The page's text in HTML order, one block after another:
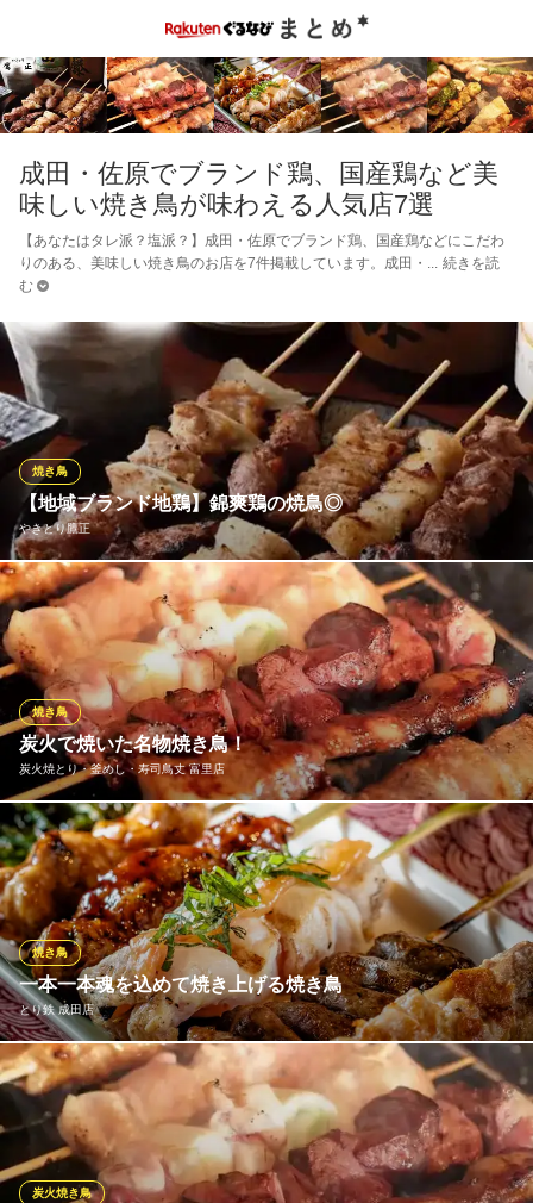
成田・佐原でブランド鶏、国産鶏など美
味しい焼き鳥が味わえる人気店7選
【あなたはタレ派？塩派？】成田・佐原でブランド鶏、国産鶏などにこだわ
りのある、美味しい焼き鳥のお店を7件掲載しています。成田・
続きを読
む
【地域ブランド地鶏】錦爽鶏の焼鳥◎
やきとり鷹正
焼き鳥
鷹正の自慢は、地元・千葉県の香取市佐原から取り寄せる地域ブ
ランド鶏『錦爽どり』のやきとりです。こだわりの飼料と自然い
っぱいの環境に育まれた錦爽鶏は、やわらかくジューシーな食べ
ごたえや深いコク、歯ざわり良く薄い皮などが特徴です。肉汁を
たっぷり閉じ込め、香ばしく焼き上げてご提供いたします。
やきとり鷹正
朝まで営業！成田焼き鳥
ＪＲ成田線成田駅東口 徒歩2分
千葉県成田市花崎町845-1
炭火で焼いた名物焼き鳥！
炭火焼とり・釜めし・寿司鳥丈 富里店
焼き鳥
当店の焼き鳥・水郷鶏はすべて炭火焼き（一部藁もありますが･･･
これもめちゃくちゃ美味しいんです！） 強い火力で一気に炙った
り、じっくり焼いたり、料理によって調理法も様々！ すべては
「うまい」の笑顔を見るために。こだわりの鶏料理をぜひ鳥丈富
里店でご試食ください！
炭火焼とり・釜めし・寿司鳥丈 富里店
食事のみでもok居酒屋
ＪＲ成田駅 車10分
千葉県富里市七栄150-8
一本一本魂を込めて焼き上げる焼き鳥
とり鉄 成田店
焼き鳥
一般鶏に比べて脂肪融点が低くやわらかい食感の楽美鶏を使用し
た焼き鳥は、一本一本丁寧に焼き上げます。また、タレ・塩にも
こだわり、上質な鶏肉の味を更に美味しく仕上げています。 売り
切れ御免の限定串は、1羽から取れる量が少ないため、お早めにご
注文下さい。
炭火焼き鳥